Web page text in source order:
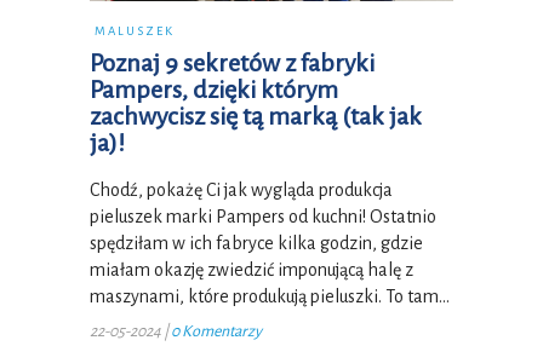
MALUSZEK
Poznaj 9 sekretów z fabryki
Pampers, dzięki którym
zachwycisz się tą marką (tak jak
ja)!
Chodź, pokażę Ci jak wygląda produkcja
pieluszek marki Pampers od kuchni! Ostatnio
spędziłam w ich fabryce kilka godzin, gdzie
miałam okazję zwiedzić imponującą halę z
maszynami, które produkują pieluszki. To tam…
22-05-2024 |0 Komentarzy